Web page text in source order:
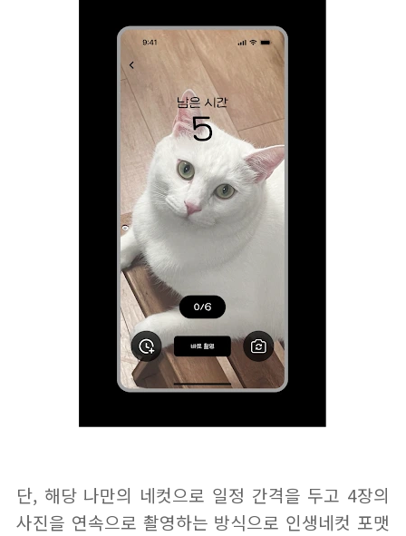
단, 해당 나만의 네컷으로 일정 간격을 두고 4장의
사진을 연속으로 촬영하는 방식으로 인생네컷 포맷